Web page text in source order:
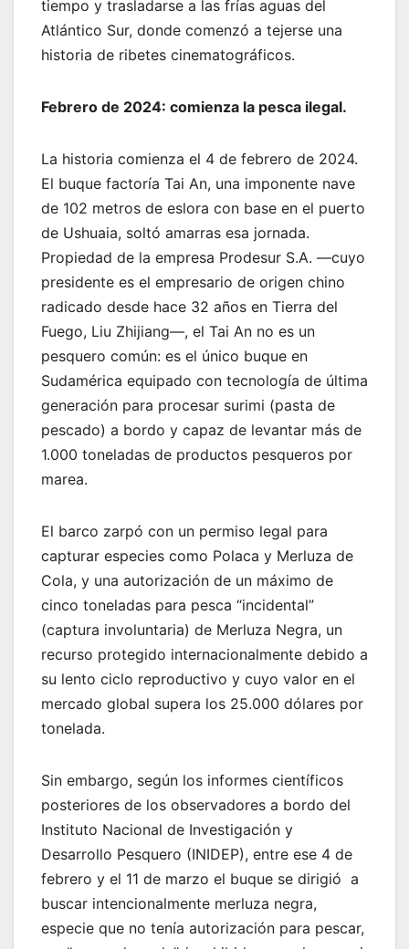
tiempo y trasladarse a las frías aguas del
Atlántico Sur, donde comenzó a tejerse una
historia de ribetes cinematográficos.
Febrero de 2024: comienza la pesca ilegal.
La historia comienza el 4 de febrero de 2024.
El buque factoría Tai An, una imponente nave
de 102 metros de eslora con base en el puerto
de Ushuaia, soltó amarras esa jornada.
Propiedad de la empresa Prodesur S.A. —cuyo
presidente es el empresario de origen chino
radicado desde hace 32 años en Tierra del
Fuego, Liu Zhijiang—, el Tai An no es un
pesquero común: es el único buque en
Sudamérica equipado con tecnología de última
generación para procesar surimi (pasta de
pescado) a bordo y capaz de levantar más de
1.000 toneladas de productos pesqueros por
marea.
El barco zarpó con un permiso legal para
capturar especies como Polaca y Merluza de
Cola, y una autorización de un máximo de
cinco toneladas para pesca “incidental”
(captura involuntaria) de Merluza Negra, un
recurso protegido internacionalmente debido a
su lento ciclo reproductivo y cuyo valor en el
mercado global supera los 25.000 dólares por
tonelada.
Sin embargo, según los informes científicos
posteriores de los observadores a bordo del
Instituto Nacional de Investigación y
Desarrollo Pesquero (INIDEP), entre ese 4 de
febrero y el 11 de marzo el buque se dirigió a
buscar intencionalmente merluza negra,
especie que no tenía autorización para pescar,